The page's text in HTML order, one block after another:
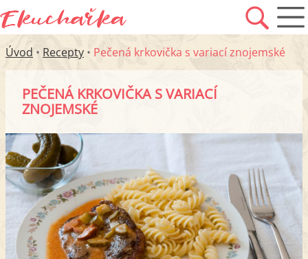
Úvod • Recepty • Pečená krkovička s variací znojemské
PEČENÁ KRKOVIČKA S VARIACÍ
ZNOJEMSKÉ